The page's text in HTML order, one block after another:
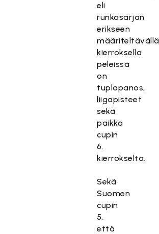
eli
runkosarjan
erikseen
määriteltävällä
kierroksella
peleissä
on
tuplapanos,
liigapisteet
sekä
paikka
cupin
6.
kierrokselta.
Sekä
Suomen
cupin
5.
että